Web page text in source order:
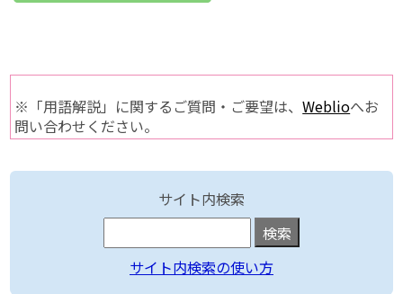
※「用語解説」に関するご質問・ご要望は、Weblioへお
問い合わせください。
サイト内検索
サイト内検索の使い方